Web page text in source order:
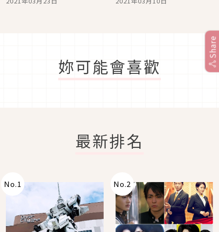
妳可能會喜歡
最新排名
No.1 No.2
Share